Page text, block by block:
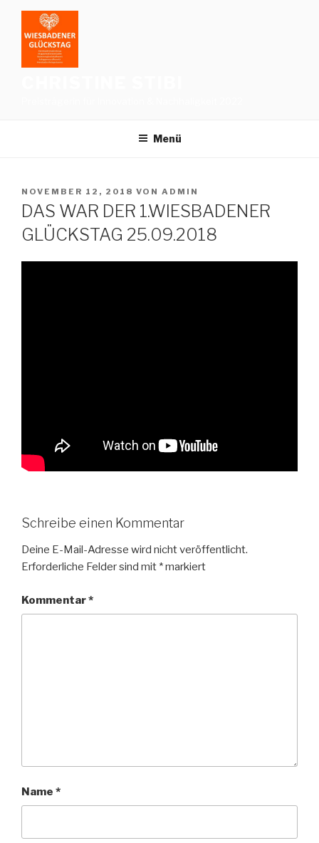
springen
Menü
VERÖFFENTLICHT
AM
NOVEMBER 12, 2018 VON ADMIN
DAS WAR DER 1.WIESBADENER
GLÜCKSTAG 25.09.2018
Schreibe einen Kommentar
Deine E-Mail-Adresse wird nicht veröffentlicht.
Erforderliche Felder sind mit *markiert
Kommentar*
Name *